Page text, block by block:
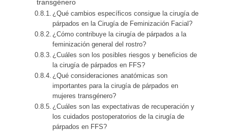
transgénero
¿Qué cambios específicos consigue la cirugía de
párpados en la Cirugía de Feminización Facial?
¿Cómo contribuye la cirugía de párpados a la
feminización general del rostro?
¿Cuáles son los posibles riesgos y beneficios de
la cirugía de párpados en FFS?
¿Qué consideraciones anatómicas son
importantes para la cirugía de párpados en
mujeres transgénero?
¿Cuáles son las expectativas de recuperación y
los cuidados postoperatorios de la cirugía de
párpados en FFS?